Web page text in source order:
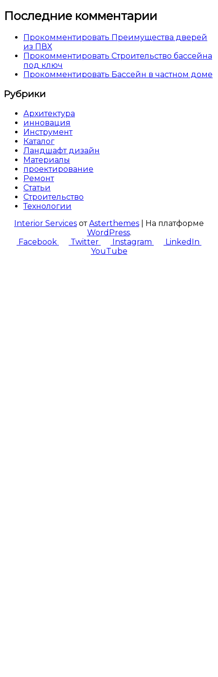
Последние комментарии
Прокомментировать Преимущества дверей
из ПВХ
Прокомментировать Строительство бассейна
под ключ
Прокомментировать Бассейн в частном доме
Рубрики
Архитектура
инновация
Инструмент
Каталог
Ландшафт дизайн
Материалы
проектирование
Ремонт
Статьи
Строительство
Технологии
Interior Services отAsterthemes | На платформе
WordPress.
Facebook
Twitter Instagram
LinkedIn
YouTube